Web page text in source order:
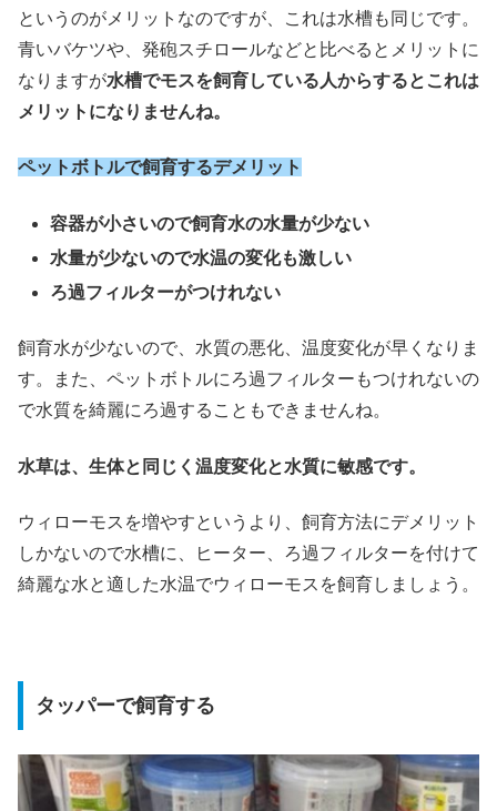
というのがメリットなのですが、これは水槽も同じです。
青いバケツや、発砲スチロールなどと比べるとメリットに
なりますが水槽でモスを飼育している人からするとこれは
メリットになりませんね。
ペットボトルで飼育するデメリット
容器が小さいので飼育水の水量が少ない
水量が少ないので水温の変化も激しい
ろ過フィルターがつけれない
飼育水が少ないので、水質の悪化、温度変化が早くなりま
す。また、ペットボトルにろ過フィルターもつけれないの
で水質を綺麗にろ過することもできませんね。
水草は、生体と同じく温度変化と水質に敏感です。
ウィローモスを増やすというより、飼育方法にデメリット
しかないので水槽に、ヒーター、ろ過フィルターを付けて
綺麗な水と適した水温でウィローモスを飼育しましょう。
タッパーで飼育する